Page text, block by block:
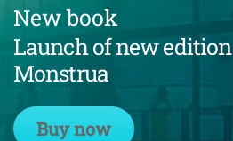
New book
Launch of new edition
Monstrua
Buy now